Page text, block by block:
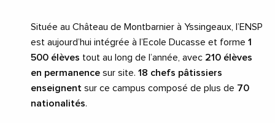
Située au Château de Montbarnier à Yssingeaux, l’ENSP
est aujourd’hui intégrée à l’Ecole Ducasse et forme 1
500 élèves tout au long de l’année, avec 210 élèves
en permanence sur site. 18 chefs pâtissiers
enseignent sur ce campus composé de plus de 70
nationalités.